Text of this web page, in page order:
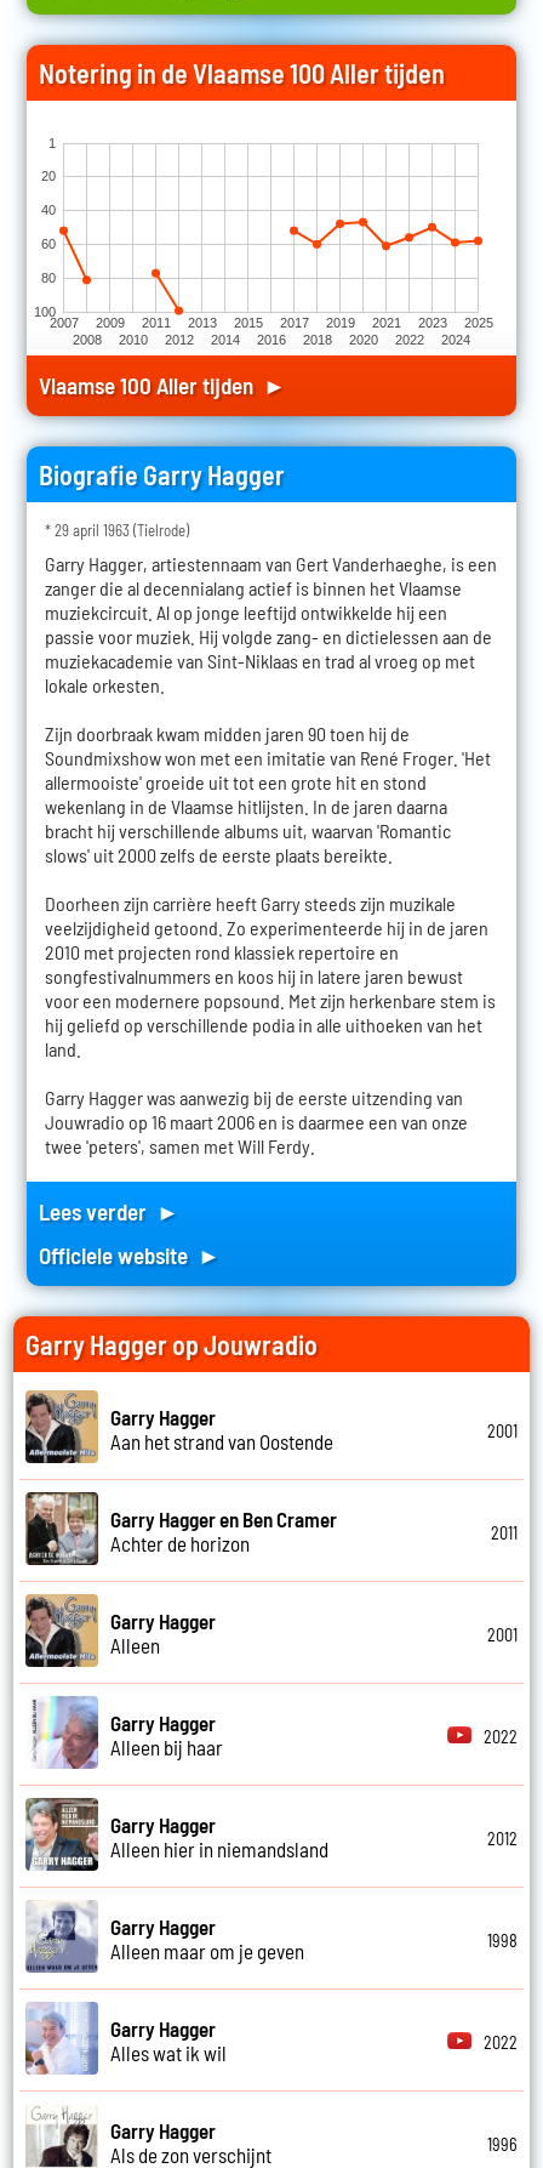
Notering in de Vlaamse 100 Aller tijden
2007
2008
2009
2010
2011
2012
2013
2014
2015
2016
2017
2018
2019
2020
2021
2022
2023
2024
2025
1
20
40
60
80
100
Vlaamse 100 Aller tijden ►
Biografie Garry Hagger
* 29 april 1963 (Tielrode)
Garry Hagger, artiestennaam van Gert Vanderhaeghe, is een
zanger die al decennialang actief is binnen het Vlaamse
muziekcircuit. Al op jonge leeftijd ontwikkelde hij een
passie voor muziek. Hij volgde zang- en dictielessen aan de
muziekacademie van Sint-Niklaas en trad al vroeg op met
lokale orkesten.
Zijn doorbraak kwam midden jaren 90 toen hij de
Soundmixshow won met een imitatie van René Froger. 'Het
allermooiste' groeide uit tot een grote hit en stond
wekenlang in de Vlaamse hitlijsten. In de jaren daarna
bracht hij verschillende albums uit, waarvan 'Romantic
slows' uit 2000 zelfs de eerste plaats bereikte.
Doorheen zijn carrière heeft Garry steeds zijn muzikale
veelzijdigheid getoond. Zo experimenteerde hij in de jaren
2010 met projecten rond klassiek repertoire en
songfestivalnummers en koos hij in latere jaren bewust
voor een modernere popsound. Met zijn herkenbare stem is
hij geliefd op verschillende podia in alle uithoeken van het
land.
Garry Hagger was aanwezig bij de eerste uitzending van
Jouwradio op 16 maart 2006 en is daarmee een van onze
twee 'peters', samen met Will Ferdy.
Lees verder ►
Officiele website ►
Garry Hagger op Jouwradio
Garry Hagger
Aan het strand van Oostende
2001
Garry Hagger en Ben Cramer
Achter de horizon
2011
Garry Hagger
Alleen
2001
Garry Hagger
Alleen bij haar
2022
Garry Hagger
Alleen hier in niemandsland
2012
Garry Hagger
Alleen maar om je geven
1998
Garry Hagger
Alles wat ik wil
2022
Garry Hagger
Als de zon verschijnt
1996